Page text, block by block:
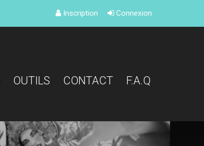
Inscription Connexion
OUTILS CONTACT F.A.Q